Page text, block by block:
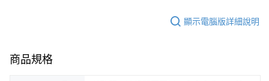
顯示電腦版詳細說明
商品規格